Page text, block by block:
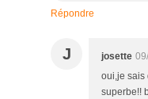
Répondre
J josette
oui,je sais
superbe!!